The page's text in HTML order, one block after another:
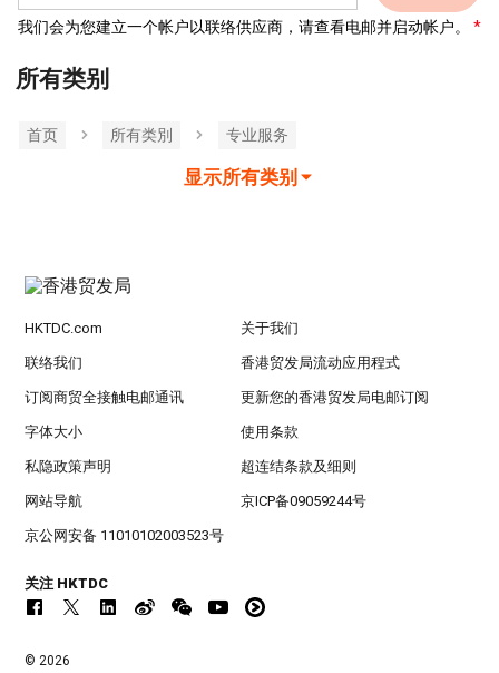
我们会为您建立一个帐户以联络供应商，请查看电邮并启动帐户。
所有类别
首页 所有类別 专业服务
显示所有类别
HKTDC.com 关于我们
联络我们 香港贸发局流动应用程式
订阅商贸全接触电邮通讯 更新您的香港贸发局电邮订阅
字体大小 使用条款
私隐政策声明 超连结条款及细则
网站导航 京ICP备09059244号
京公网安备 11010102003523号
关注 HKTDC
© 2026